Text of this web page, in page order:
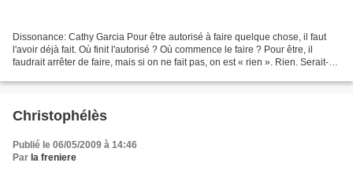
Dissonance: Cathy Garcia Pour être autorisé à faire quelque chose, il faut
l'avoir déjà fait. Où finit l'autorisé ? Où commence le faire ? Pour être, il
faudrait arrêter de faire, mais si on ne fait pas, on est « rien ». Rien. Serait-ce
Christophélès
Publié le 06/05/2009 à 14:46
Par la freniere